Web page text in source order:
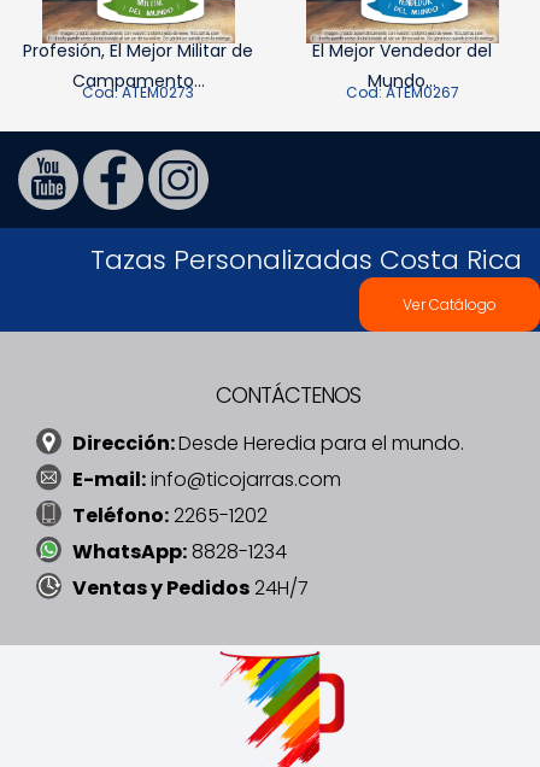
Profesión, El Mejor Militar de
Campamento...
Cod: ATEM0273
El Mejor Vendedor del
Mundo...
Cod: ATEM0267
Tazas Personalizadas Costa Rica
Ver Catálogo
CONTÁCTENOS
Dirección:Desde Heredia para el mundo.
E-mail:info@ticojarras.com
Teléfono:2265-1202
WhatsApp:8828-1234
Ventas y Pedidos24H/7